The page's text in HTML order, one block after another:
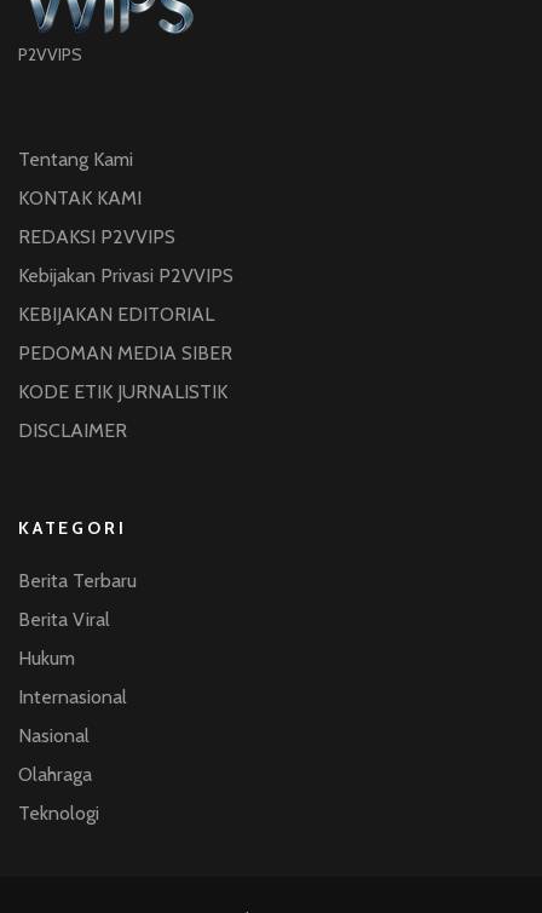
P2VVIPS
Tentang Kami
KONTAK KAMI
REDAKSI P2VVIPS
Kebijakan Privasi P2VVIPS
KEBIJAKAN EDITORIAL
PEDOMAN MEDIA SIBER
KODE ETIK JURNALISTIK
DISCLAIMER
KATEGORI
Berita Terbaru
Berita Viral
Hukum
Internasional
Nasional
Olahraga
Teknologi